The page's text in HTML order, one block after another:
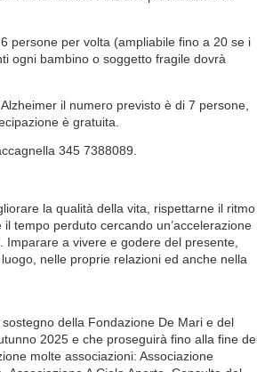
persone per volta (ampliabile fino a 20 se i
ogni bambino o soggetto fragile dovrà
il numero previsto è di 7 persone,
è gratuita.
345 7388089.
la qualità della vita, rispettarne il ritmo
tempo perduto cercando un’accelerazione
a vivere e godere del presente,
nelle proprie relazioni ed anche nella
della Fondazione De Mari e del
2025 e che proseguirà fino alla fine del
molte associazioni: Associazione